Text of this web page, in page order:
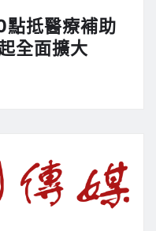
抵醫療補助
全面擴大